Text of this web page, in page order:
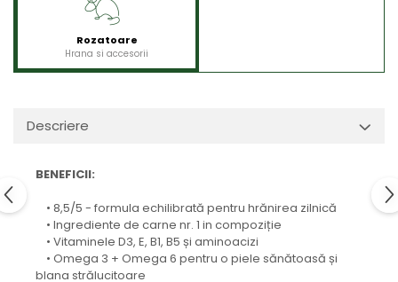
Rozatoare
Hrana si accesorii
Descriere
BENEFICII:
• 8,5/5 - formula echilibrată pentru hrănirea zilnică
• Ingrediente de carne nr. 1 in compoziție
• Vitaminele D3, E, B1, B5 și aminoacizi
• Omega 3 + Omega 6 pentru o piele sănătoasă și
blana strălucitoare